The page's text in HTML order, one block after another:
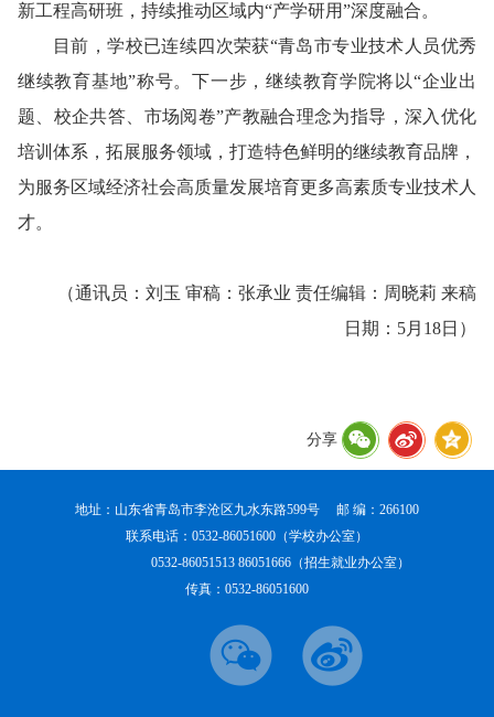
新工程高研班，持续推动区域内“产学研用”深度融合。
目前，学校已连续四次荣获“青岛市专业技术人员优秀
继续教育基地”称号。下一步，继续教育学院将以“企业出
题、校企共答、市场阅卷”产教融合理念为指导，深入优化
培训体系，拓展服务领域，打造特色鲜明的继续教育品牌，
为服务区域经济社会高质量发展培育更多高素质专业技术人
才。
（通讯员：刘玉 审稿：张承业 责任编辑：周晓莉 来稿
日期：5月18日）
分享
地址：山东省青岛市李沧区九水东路599号 邮 编：266100
联系电话：0532-86051600（学校办公室）
0532-86051513 86051666（招生就业办公室）
传真：0532-86051600